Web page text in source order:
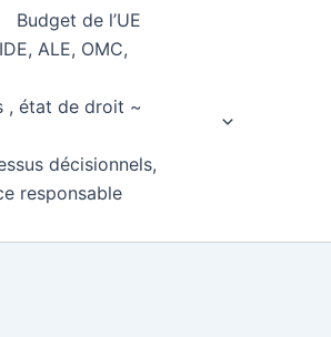
Budget de l’UE
ALE, OMC,
, état de droit ~
décisionnels,
responsable